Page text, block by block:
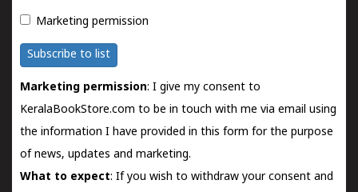
Marketing permission
Subscribe to list
Marketing permission: I give my consent to
KeralaBookStore.com to be in touch with me via email using
the information I have provided in this form for the purpose
of news, updates and marketing.
What to expect: If you wish to withdraw your consent and